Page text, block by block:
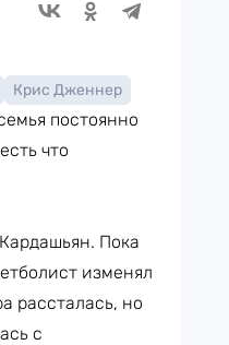
Крис Дженнер
постоянно
что
Пока
изменял
рассталась, но
с